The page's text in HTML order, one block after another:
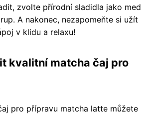
zvolte přírodní sladidla jako med
A nakonec, nezapomeňte si užít
v klidu a relaxu!
kvalitní matcha čaj pro
pro přípravu matcha latte můžete